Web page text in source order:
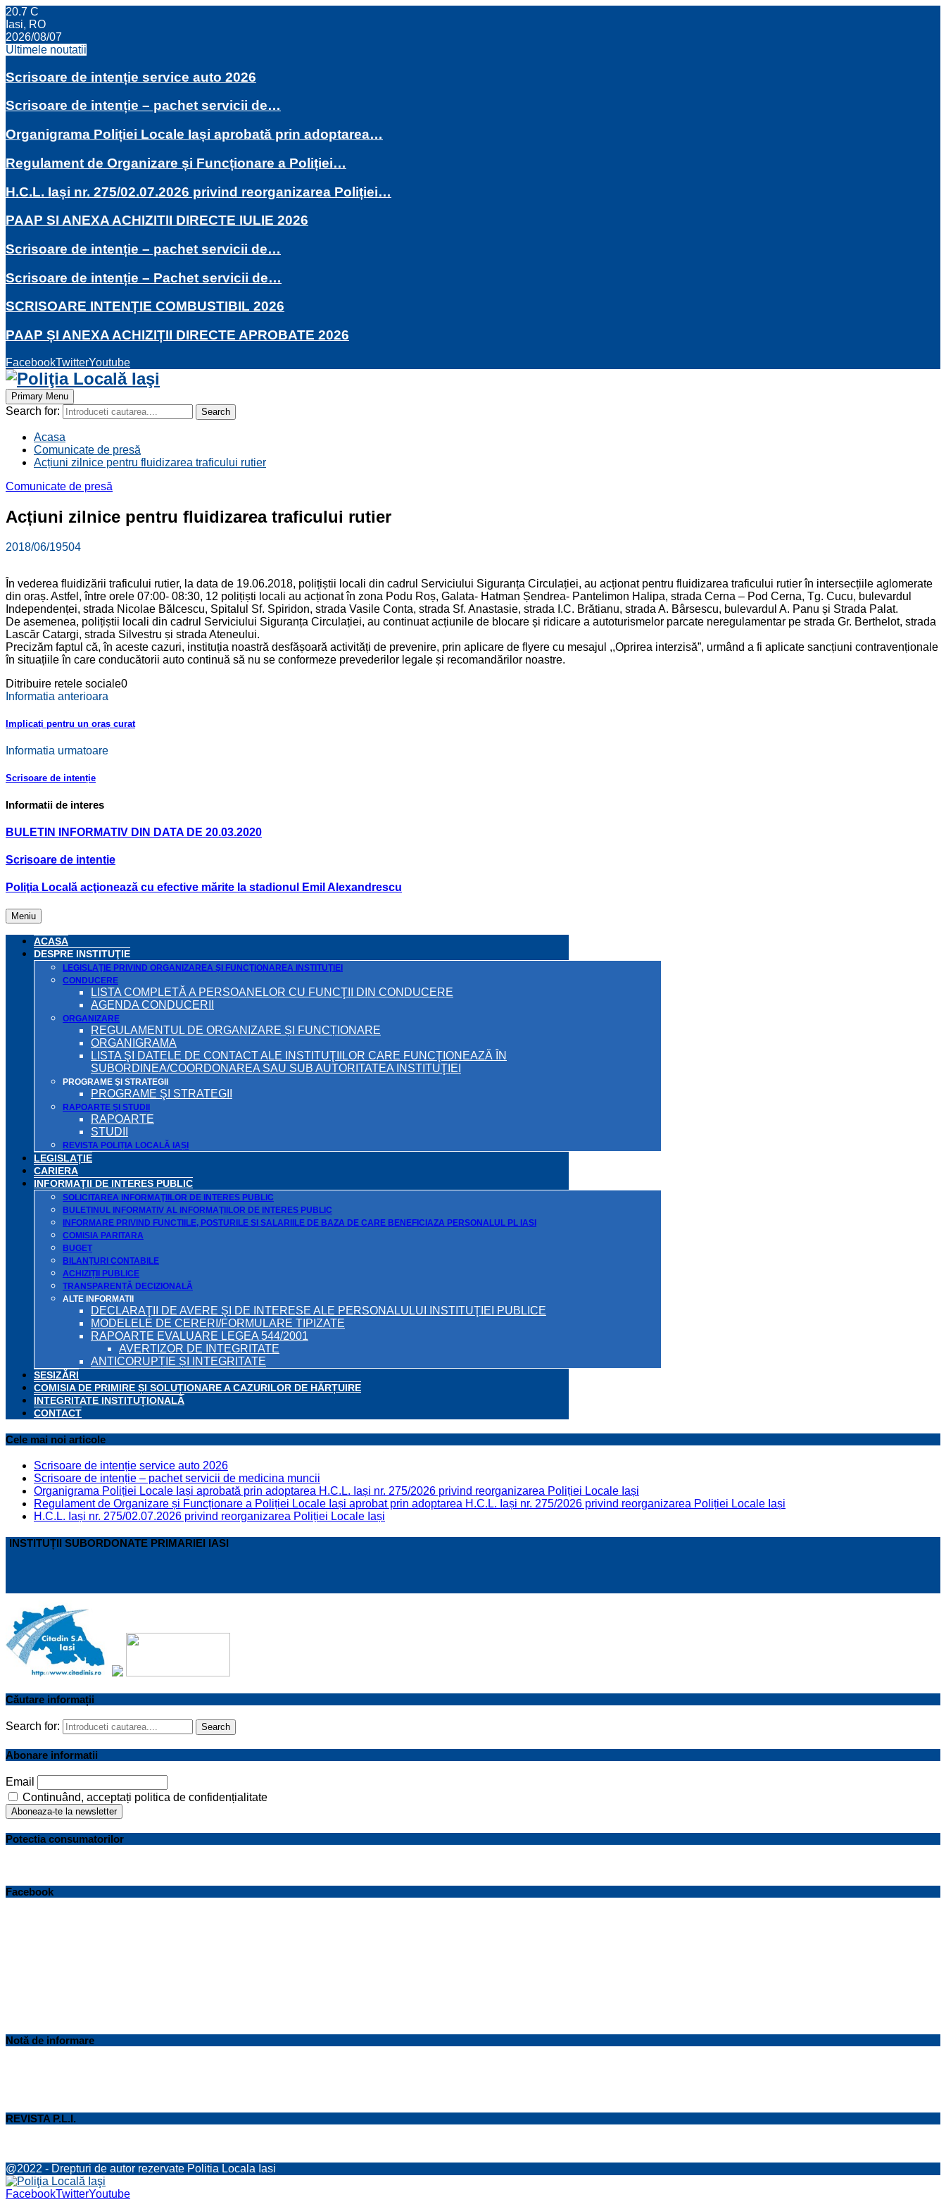
20.7 C
Iasi, RO
2026/08/07
Ultimele noutatii
Scrisoare de intenție service auto 2026
Scrisoare de intenție – pachet servicii de…
Organigrama Poliției Locale Iași aprobată prin adoptarea…
Regulament de Organizare și Funcționare a Poliției…
H.C.L. Iași nr. 275/02.07.2026 privind reorganizarea Poliției…
PAAP SI ANEXA ACHIZITII DIRECTE IULIE 2026
Scrisoare de intenție – pachet servicii de…
Scrisoare de intenție – Pachet servicii de…
SCRISOARE INTENȚIE COMBUSTIBIL 2026
PAAP ȘI ANEXA ACHIZIȚII DIRECTE APROBATE 2026
FacebookTwitterYoutube
Primary Menu
Search for: Search
Acasa
Comunicate de presă
Acțiuni zilnice pentru fluidizarea traficului rutier
Comunicate de presă
Acțiuni zilnice pentru fluidizarea traficului rutier
2018/06/19504
În vederea fluidizării traficului rutier, la data de 19.06.2018, polițiștii locali din cadrul Serviciului Siguranța Circulației, au acționat pentru fluidizarea traficului rutier în intersecțiile aglomerate
din oraș. Astfel, între orele 07:00- 08:30, 12 polițiști locali au acționat în zona Podu Roș, Galata- Hatman Șendrea- Pantelimon Halipa, strada Cerna – Pod Cerna, Tg. Cucu, bulevardul
Independenței, strada Nicolae Bălcescu, Spitalul Sf. Spiridon, strada Vasile Conta, strada Sf. Anastasie, strada I.C. Brătianu, strada A. Bârsescu, bulevardul A. Panu și Strada Palat.
De asemenea, polițiștii locali din cadrul Serviciului Siguranța Circulației, au continuat acțiunile de blocare și ridicare a autoturismelor parcate neregulamentar pe strada Gr. Berthelot, strada
Lascăr Catargi, strada Silvestru și strada Ateneului.
Precizăm faptul că, în aceste cazuri, instituția noastră desfășoară activități de prevenire, prin aplicare de flyere cu mesajul ,,Oprirea interzisă”, urmând a fi aplicate sancțiuni contravenționale
în situațiile în care conducătorii auto continuă să nu se conformeze prevederilor legale și recomandărilor noastre.
Ditribuire retele sociale0
Informatia anterioara
Implicați pentru un oraș curat
Informatia urmatoare
Scrisoare de intenție
Informatii de interes
BULETIN INFORMATIV DIN DATA DE 20.03.2020
Scrisoare de intentie
Poliţia Locală acţionează cu efective mărite la stadionul Emil Alexandrescu
Meniu
ACASA
DESPRE INSTITUŢIE
LEGISLAŢIE PRIVIND ORGANIZAREA ŞI FUNCŢIONAREA INSTITUŢIEI
CONDUCERE
LISTA COMPLETĂ A PERSOANELOR CU FUNCŢII DIN CONDUCERE
AGENDA CONDUCERII
ORGANIZARE
REGULAMENTUL DE ORGANIZARE ȘI FUNCȚIONARE
ORGANIGRAMA
LISTA ŞI DATELE DE CONTACT ALE INSTITUŢIILOR CARE FUNCŢIONEAZĂ ÎN
SUBORDINEA/COORDONAREA SAU SUB AUTORITATEA INSTITUŢIEI
PROGRAME ŞI STRATEGII
PROGRAME ŞI STRATEGII
RAPOARTE ŞI STUDII
RAPOARTE
STUDII
REVISTA POLIȚIA LOCALĂ IAȘI
LEGISLAȚIE
CARIERA
INFORMAŢII DE INTERES PUBLIC
SOLICITAREA INFORMAŢIILOR DE INTERES PUBLIC
BULETINUL INFORMATIV AL INFORMAŢIILOR DE INTERES PUBLIC
INFORMARE PRIVIND FUNCTIILE, POSTURILE SI SALARIILE DE BAZA DE CARE BENEFICIAZA PERSONALUL PL IASI
COMISIA PARITARA
BUGET
BILANŢURI CONTABILE
ACHIZIȚII PUBLICE
TRANSPARENȚĂ DECIZIONALĂ
ALTE INFORMATII
DECLARAŢII DE AVERE ŞI DE INTERESE ALE PERSONALULUI INSTITUŢIEI PUBLICE
MODELELE DE CERERI/FORMULARE TIPIZATE
RAPOARTE EVALUARE LEGEA 544/2001
AVERTIZOR DE INTEGRITATE
ANTICORUPȚIE ȘI INTEGRITATE
SESIZĂRI
COMISIA DE PRIMIRE ȘI SOLUȚIONARE A CAZURILOR DE HĂRȚUIRE
INTEGRITATE INSTITUȚIONALĂ
CONTACT
Cele mai noi articole
Scrisoare de intenție service auto 2026
Scrisoare de intenție – pachet servicii de medicina muncii
Organigrama Poliției Locale Iași aprobată prin adoptarea H.C.L. Iași nr. 275/2026 privind reorganizarea Poliției Locale Iași
Regulament de Organizare și Funcționare a Poliției Locale Iași aprobat prin adoptarea H.C.L. Iași nr. 275/2026 privind reorganizarea Poliției Locale Iași
H.C.L. Iași nr. 275/02.07.2026 privind reorganizarea Poliției Locale Iași
INSTITUȚII SUBORDONATE PRIMARIEI IASI
Căutare informații
Search for: Search
Abonare informatii
Email
Continuând, acceptați politica de confidențialitate
Potectia consumatorilor
Facebook
Notă de informare
REVISTA P.L.I.
@2022 - Drepturi de autor rezervate Politia Locala Iasi
FacebookTwitterYoutube